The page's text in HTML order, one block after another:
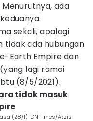
ada
sekali, apalagi
tidak ada hubungan
Earth Empire dan
lagi ramai
(8/5/2021).
tidak masuk
(28/1) IDN Times/Azzis